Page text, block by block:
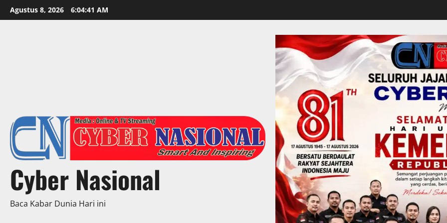
Skip
to
Agustus 8, 2026 6:04:43 AM
Cyber Nasional
Baca Kabar Dunia Hari ini